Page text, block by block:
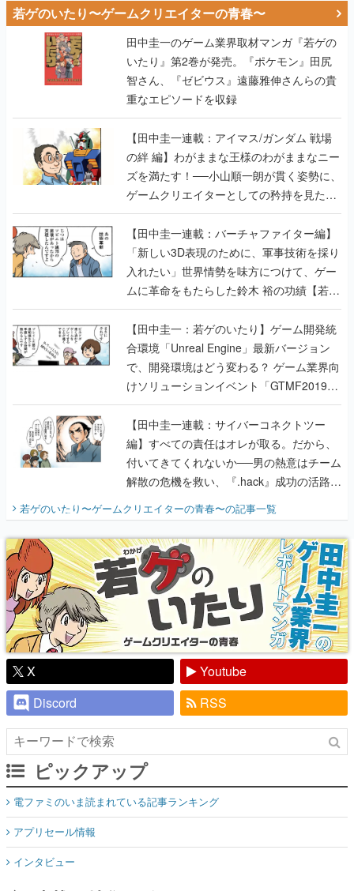
若ゲのいたり〜ゲームクリエイターの青春〜
田中圭一のゲーム業界取材マンガ『若ゲの
いたり』第2巻が発売。『ポケモン』田尻
智さん、『ゼビウス』遠藤雅伸さんらの貴
重なエピソードを収録
【田中圭一連載：アイマス/ガンダム 戦場
の絆 編】わがままな王様のわがままなニー
ズを満たす！──小山順一朗が貫く姿勢に、
ゲームクリエイターとしての矜持を見た
【若ゲのいたり最終回】
【田中圭一連載：バーチャファイター編】
「新しい3D表現のために、軍事技術を採り
入れたい」世界情勢を味方につけて、ゲー
ムに革命をもたらした鈴木 裕の功績【若ゲ
のいたり】
【田中圭一：若ゲのいたり】ゲーム開発統
合環境「Unreal Engine」最新バージョン
で、開発環境はどう変わる？ ゲーム業界向
けソリューションイベント「GTMF2019」
に行って、より理解を深めよう【PR】
【田中圭一連載：サイバーコネクトツー
編】すべての責任はオレが取る。だから、
付いてきてくれないか──男の熱意はチーム
解散の危機を救い、『.hack』成功の活路を
『少年ジャンプ』色だった【若ゲのいた
り】
若ゲのいたり〜ゲームクリエイターの青春〜の記事一覧
X
Youtube
Discord
RSS
ピックアップ
電ファミのいま読まれている記事ランキング
アプリセール情報
インタビュー